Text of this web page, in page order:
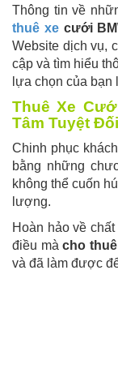
Thông tin về
thuê xecưới
Website dịch vụ,
cập và tìm hiểu
lựa chọn của bạn
Thuê Xe
Tâm Tuyệt
Chinh phục
bằng những
không thể cuốn
lượng.
Hoàn hảo về
điều mà cho
và đã làm được